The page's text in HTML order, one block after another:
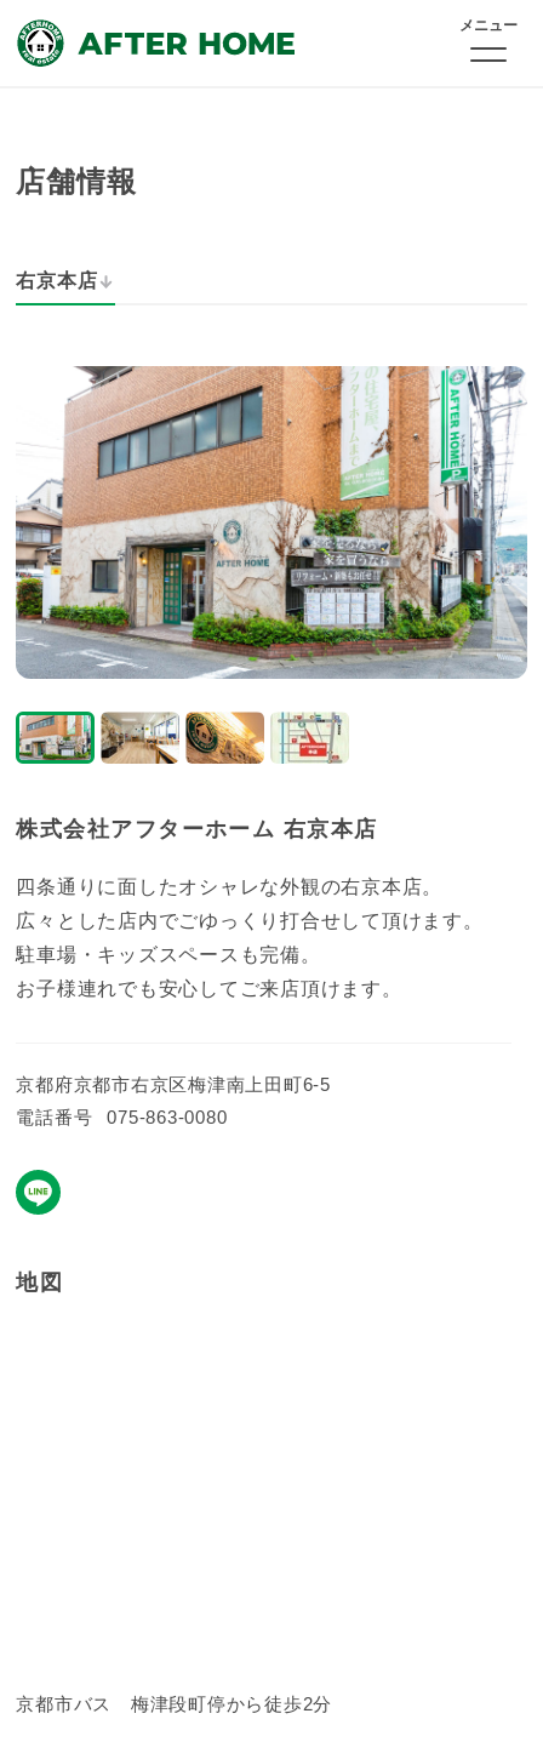
メニュー
店舗情報
右京本店
株式会社アフターホーム 右京本店
四条通りに面したオシャレな外観の右京本店。
広々とした店内でごゆっくり打合せして頂けます。
駐車場・キッズスペースも完備。
お子様連れでも安心してご来店頂けます。
京都府京都市右京区梅津南上田町6-5
電話番号
075-863-0080
地図
京都市バス 梅津段町停から徒歩2分